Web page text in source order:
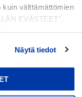
välttämättömien
EVÄSTEET".
tahansa. Lue lisää
Näytä tiedot